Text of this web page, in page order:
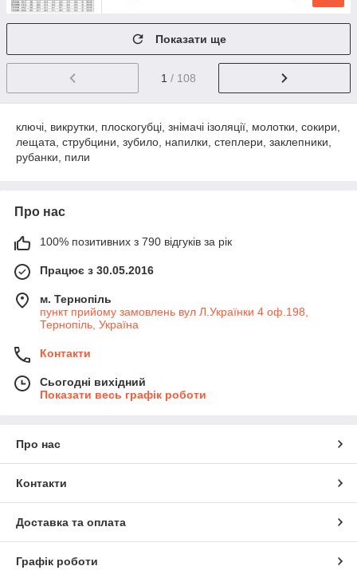
Показати ще
1 / 108
ключі, викрутки, плоскогубці, знімачі ізоляції, молотки, сокири,
лещата, струбцини, зубило, напилки, степлери, заклепники,
рубанки, пили
Про нас
100% позитивних з 790 відгуків за рік
Працює з 30.05.2016
м. Тернопіль
пункт прийому замовлень вул Л.Українки 4 оф.198,
Тернопіль, Україна
Контакти
Сьогодні вихідний
Показати весь графік роботи
Про нас
Контакти
Доставка та оплата
Графік роботи